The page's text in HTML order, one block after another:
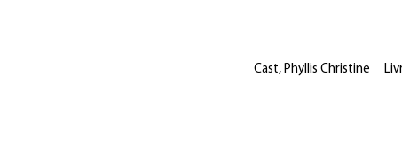
Cast, Phyllis Christine